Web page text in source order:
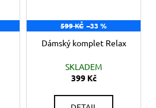
599 KČ –33 %
Dámský komplet Relax
SKLADEM
399 Kč